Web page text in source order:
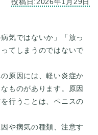
気ではないか」「放っ
てしまうのではないで
原因には、軽い炎症か
ものがあります。原因
行うことは、ペニスの
や病気の種類、注意す